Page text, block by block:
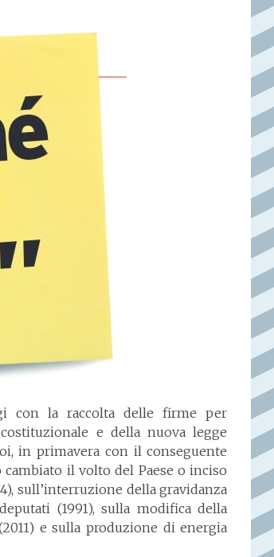
con la raccolta delle firme per
e della nuova legge
in primavera con il conseguente
il volto del Paese o inciso
sull’interruzione della gravidanza
(1991), sulla modifica della
e sulla produzione di energia